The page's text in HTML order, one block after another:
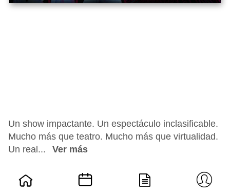
Un show impactante. Un espectáculo inclasificable.
Mucho más que teatro. Mucho más que virtualidad.
Un real...
Ver más